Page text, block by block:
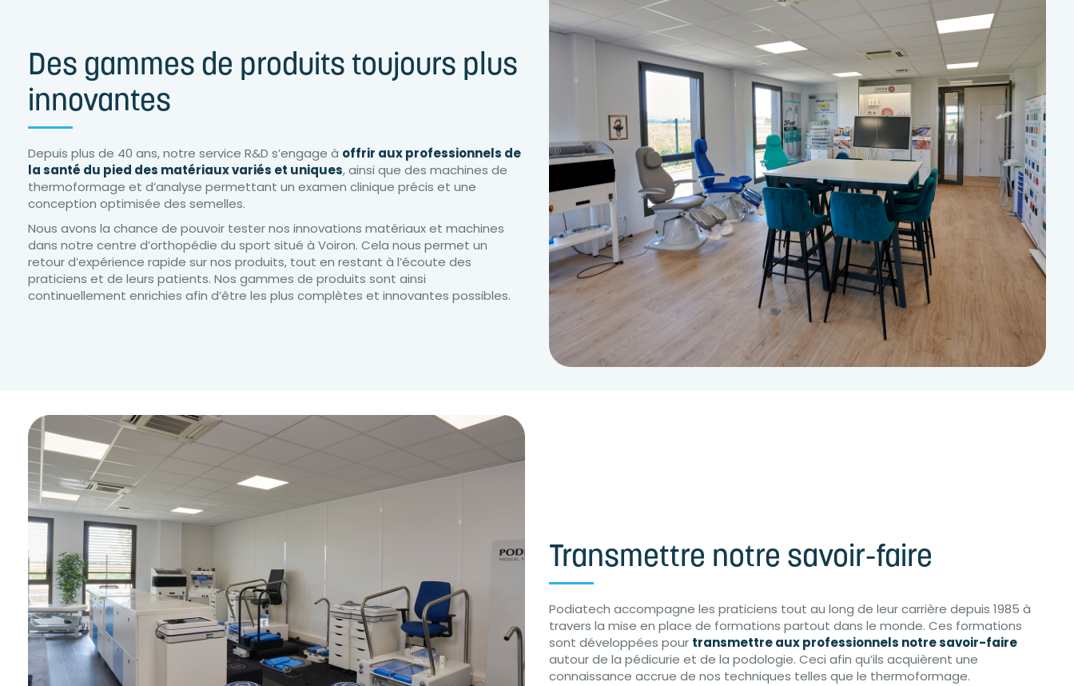
Des gammes de produits toujours plus
innovantes
Depuis plus de 40 ans, notre service R&D s’engage à offrir aux professionnels de
la santé du pied des matériaux variés et uniques, ainsi que des machines de
thermoformage et d’analyse permettant un examen clinique précis et une
conception optimisée des semelles.
Nous avons la chance de pouvoir tester nos innovations matériaux et machines
dans notre centre d’orthopédie du sport situé à Voiron. Cela nous permet un
retour d’expérience rapide sur nos produits, tout en restant à l’écoute des
praticiens et de leurs patients. Nos gammes de produits sont ainsi
continuellement enrichies afin d’être les plus complètes et innovantes possibles.
Transmettre notre savoir-faire
Podiatech accompagne les praticiens tout au long de leur carrière depuis 1985 à
travers la mise en place de formations partout dans le monde. Ces formations
sont développées pour transmettre aux professionnels notre savoir-faire
autour de la pédicurie et de la podologie. Ceci afin qu’ils acquièrent une
connaissance accrue de nos techniques telles que le thermoformage.